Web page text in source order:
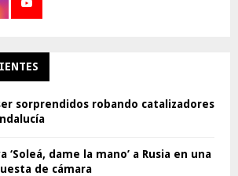
sorprendidos robando catalizadores
‘Soleá, dame la mano’ a Rusia en una
de cámara